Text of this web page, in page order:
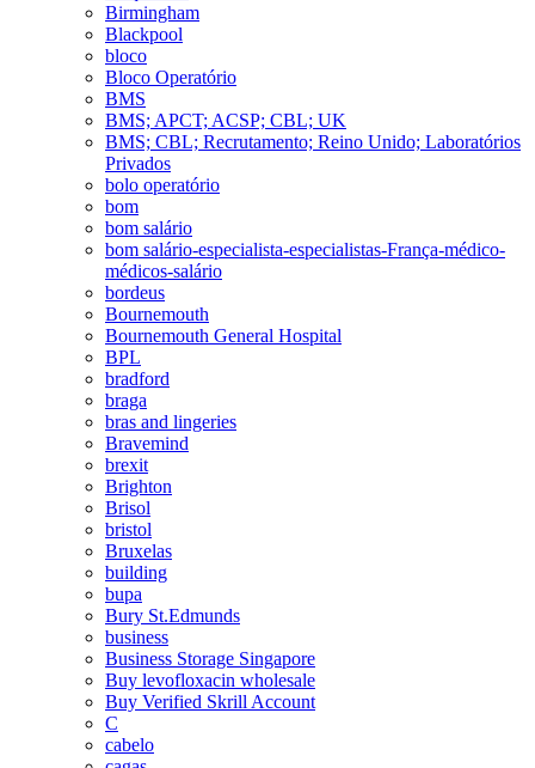
Birmingham
Blackpool
bloco
Bloco Operatório
BMS
BMS; APCT; ACSP; CBL; UK
BMS; CBL; Recrutamento; Reino Unido; Laboratórios
Privados
bolo operatório
bom
bom salário
bom salário-especialista-especialistas-França-médico-
médicos-salário
bordeus
Bournemouth
Bournemouth General Hospital
BPL
bradford
braga
bras and lingeries
Bravemind
brexit
Brighton
Brisol
bristol
Bruxelas
building
bupa
Bury St.Edmunds
business
Business Storage Singapore
Buy levofloxacin wholesale
Buy Verified Skrill Account
C
cabelo